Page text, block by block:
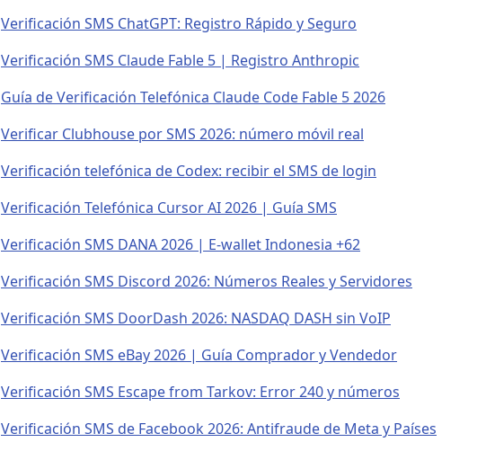
Verificación SMS ChatGPT: Registro Rápido y Seguro
Verificación SMS Claude Fable 5 | Registro Anthropic
Guía de Verificación Telefónica Claude Code Fable 5 2026
Verificar Clubhouse por SMS 2026: número móvil real
Verificación telefónica de Codex: recibir el SMS de login
Verificación Telefónica Cursor AI 2026 | Guía SMS
Verificación SMS DANA 2026 | E-wallet Indonesia +62
Verificación SMS Discord 2026: Números Reales y Servidores
Verificación SMS DoorDash 2026: NASDAQ DASH sin VoIP
Verificación SMS eBay 2026 | Guía Comprador y Vendedor
Verificación SMS Escape from Tarkov: Error 240 y números
Verificación SMS de Facebook 2026: Antifraude de Meta y Países